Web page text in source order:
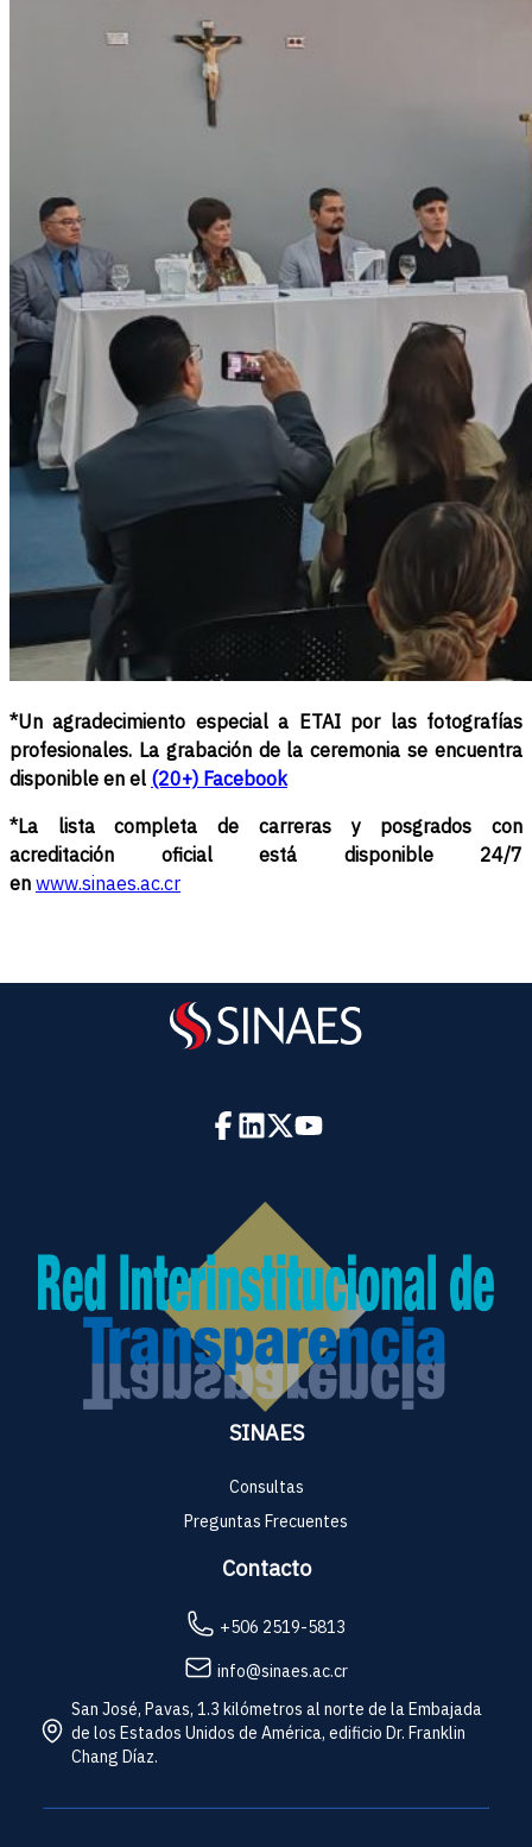
*Un agradecimiento especial a ETAI por las fotografías
profesionales. La grabación de la ceremonia se encuentra
disponible en el (20+) Facebook
*La lista completa de carreras y posgrados con
acreditación oficial está disponible 24/7
en www.sinaes.ac.cr
SINAES
Consultas
Preguntas Frecuentes
Contacto
+506 2519-5813
info@sinaes.ac.cr
San José, Pavas, 1.3 kilómetros al norte de la Embajada
de los Estados Unidos de América, edificio Dr. Franklin
Chang Díaz.